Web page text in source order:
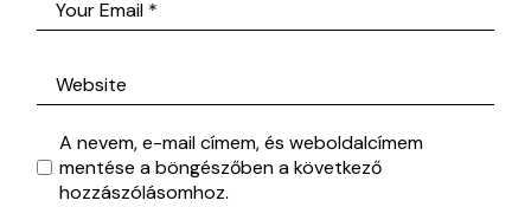
A nevem, e-mail címem, és weboldalcímem
mentése a böngészőben a következő
hozzászólásomhoz.